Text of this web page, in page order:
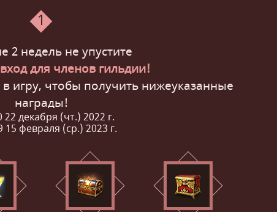
1
2 недель не упустите
для членов гильдии!
игру, чтобы получить нижеуказанные
награды!
22 декабря (чт.) 2022 г.
15 февраля (ср.) 2023 г.